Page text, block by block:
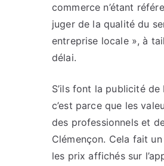
commerce n’étant
juger de la qualité du
entreprise locale », à
délai.
S’ils font la publicité de
c’est parce que les
des professionnels et
Clémençon. Cela fait
les prix affichés sur